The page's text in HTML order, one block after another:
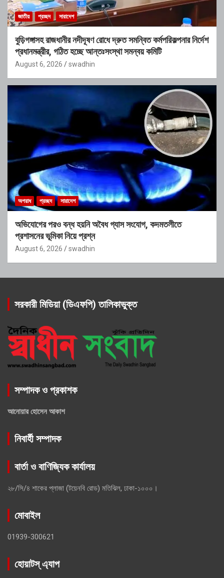
জাতীয় প্রচ্ছদ সারাদেশ
বুড়িগঙ্গাসহ রাজধানীর নদীদূষণ রোধে দ্রুত সমন্বিত কর্মপরিকল্পনার নির্দেশ
প্রধানমন্ত্রীর, গঠিত হচ্ছে আন্তঃসংস্থা সমন্বয় কমিটি
August 6, 2026 swadhin
অপরাধ প্রচ্ছদ সারাদেশ
অভিযোগের পরও বন্ধ হয়নি অবৈধ গ্যাস সংযোগ, কদমতলীতে
প্রশাসনের ভূমিকা নিয়ে প্রশ্ন
August 6, 2026 swadhin
সরকারী মিডিয়া (ডিএফপি) তালিকাভুক্ত
সম্পাদক ও প্রকাশক
আনোয়ার হোসেন আকাশ
নিবার্হী সম্পাদক
বার্তা ও বাণিজ্যিক কার্যালয়
২৮/সি/৪ শাকের প্লাজা (টয়েনবি রোড) মতিঝিল, ঢাকা-১০০০।
মোবাইল
01939-300621
হোয়াটস্ এ্যাপ